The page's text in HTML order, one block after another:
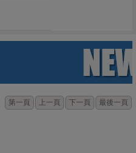
第一頁 上一頁 下一頁 最後一頁